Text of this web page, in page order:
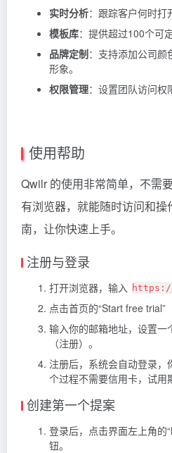
实时分析：跟踪客户何时打
模板库：提供超过100个可
品牌定制：支持添加公司颜
形象。
权限管理：设置团队访问权
使用帮助
Qwilr 的使用非常简单，不需
有浏览器，就能随时访问和
南，让你快速上手。
注册与登录
打开浏览器，输入
点击首页的“Start free trial”
输入你的邮箱地址，设置一
（注册）。
注册后，系统会自动登录
个过程不需要信用卡，试用
创建第一个提案
登录后，点击界面左上角的
钮。